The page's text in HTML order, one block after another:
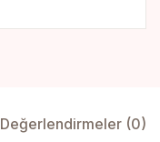
Değerlendirmeler (0)